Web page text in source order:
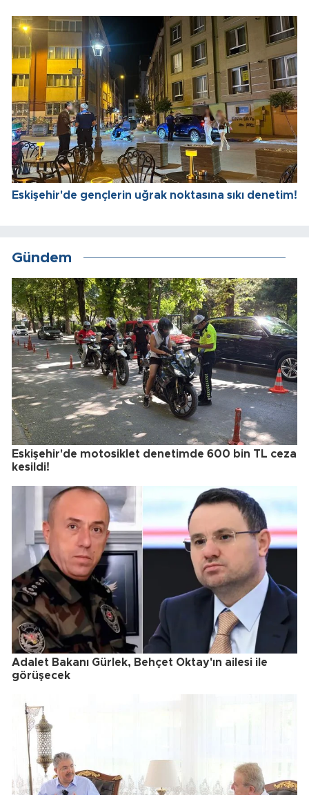
Eskişehir'de gençlerin uğrak noktasına sıkı denetim!
Gündem
Eskişehir'de motosiklet denetimde 600 bin TL ceza
kesildi!
Adalet Bakanı Gürlek, Behçet Oktay'ın ailesi ile
görüşecek